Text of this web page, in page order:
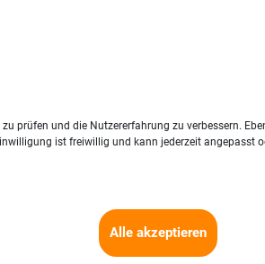
prüfen und die Nutzererfahrung zu verbessern.
ist freiwillig und kann jederzeit angepasst
Alle akzeptieren